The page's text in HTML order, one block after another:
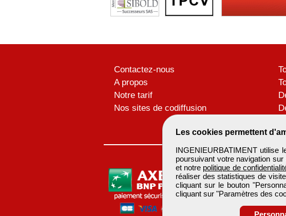
Les cookies permettent
INGENIEURBATIMENT utilise
poursuivant votre navigation
et notre politique de
réaliser des statistiques de
cliquant sur le bouton
cliquant sur "Paramètres des
Contactez-nous
A propos
Notre tarif
Nos sites de codiffusion